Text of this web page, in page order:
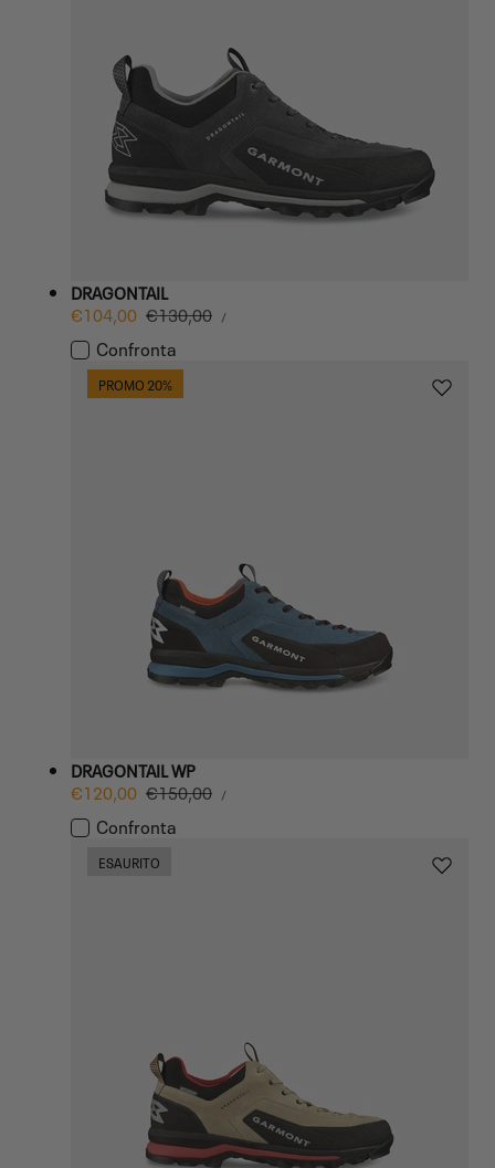
DRAGONTAIL
Prezzo
di
vendita
€104,00 Prezzo
€130,00 UNITARIO
/PER
Confronta
PROMO 20%
DRAGONTAIL WP
Prezzo
di
vendita
€120,00 Prezzo
€150,00 UNITARIO
/PER
Confronta
ESAURITO